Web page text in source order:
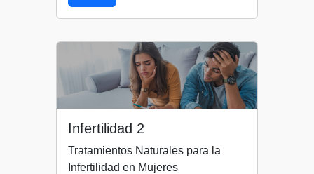
Infertilidad 2
Tratamientos Naturales para la
Infertilidad en Mujeres